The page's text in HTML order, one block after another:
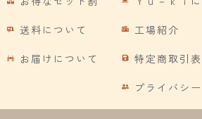
送料について
お届けについて
工場紹介
特定商取引
プライバシ